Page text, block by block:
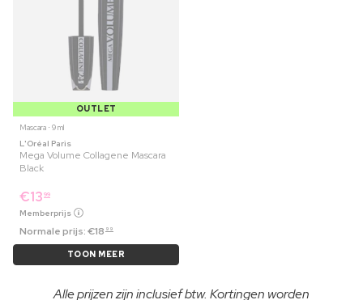
OUTLET
Mascara ⋅ 9 ml
L'Oréal Paris
Mega Volume Collagene Mascara
Black
€13 99
Memberprijs
Normale prijs:€18 99
TOON MEER
Alle prijzen zijn inclusief btw. Kortingen worden